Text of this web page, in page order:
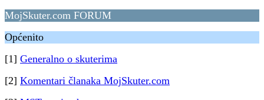
MojSkuter.com FORUM
Općenito
[1] Generalno o skuterima
[2] Komentari članaka MojSkuter.com